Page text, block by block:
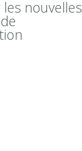
nouvelles